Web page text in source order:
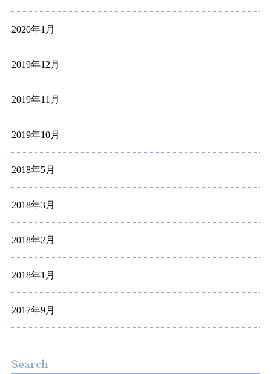
2020年1月
2019年12月
2019年11月
2019年10月
2018年5月
2018年3月
2018年2月
2018年1月
2017年9月
Search